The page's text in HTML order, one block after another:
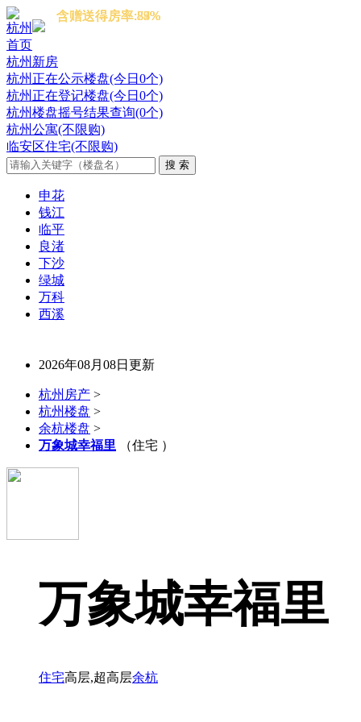
杭州
首页
杭州新房
杭州正在公示楼盘(今日0个)
杭州正在登记楼盘(今日0个)
杭州楼盘摇号结果查询(0个)
杭州公寓(不限购)
临安区住宅(不限购)
申花
钱江
临平
良渚
下沙
绿城
万科
西溪
2026年08月08日更新
杭州房产 >
杭州楼盘 >
余杭楼盘 >
万象城幸福里 （住宅 ）
万象城幸福里
住宅高层,超高层余杭
含赠送得房率:87%
含赠送得房率:84%
含赠送得房率:83%
含赠送得房率:85%
含赠送得房率:79%